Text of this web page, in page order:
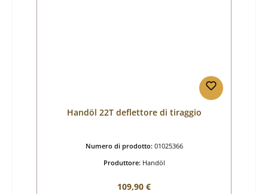
Handöl 22T deflettore di tiraggio
Numero di prodotto: 01025366
Produttore: Handöl
Prezzo normale:
109,90 €